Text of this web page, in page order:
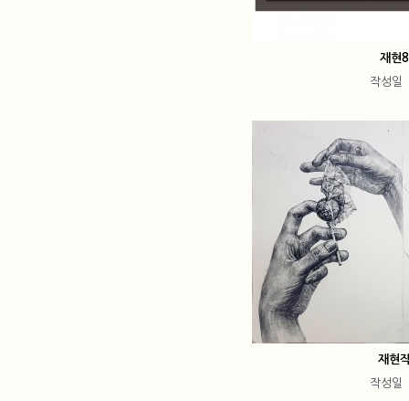
재현
작성일
재현
작성일